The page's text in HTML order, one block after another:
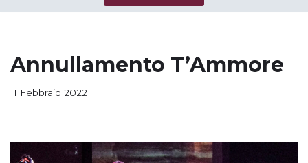
Annullamento T’Ammore
11 Febbraio 2022